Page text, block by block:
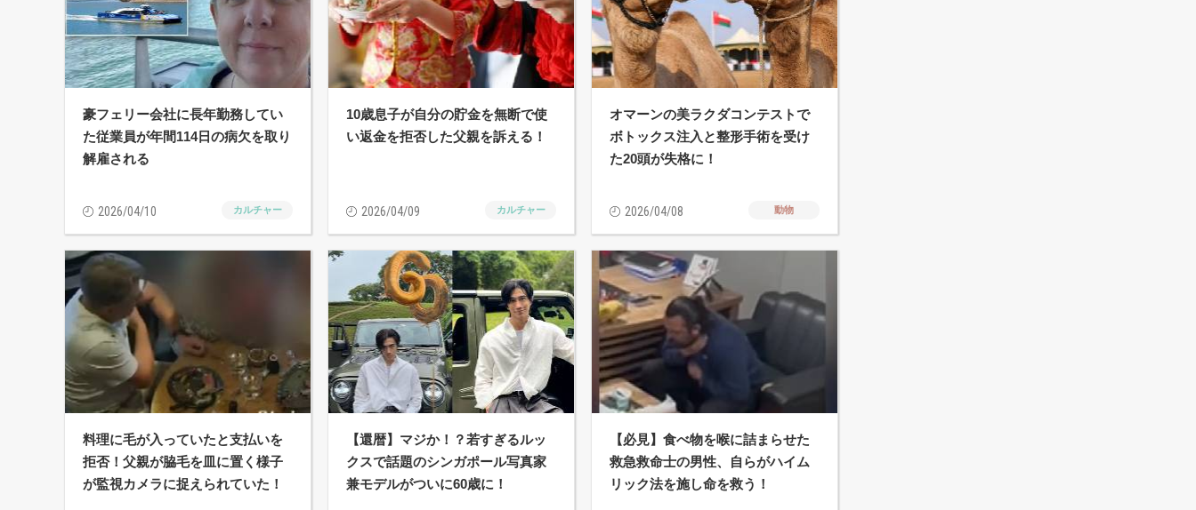
豪フェリー会社に長年勤務してい
た従業員が年間114日の病欠を取り
解雇される
2026/04/10 カルチャー
10歳息子が自分の貯金を無断で使
い返金を拒否した父親を訴える！
2026/04/09 カルチャー
オマーンの美ラクダコンテストで
ボトックス注入と整形手術を受け
た20頭が失格に！
2026/04/08 動物
料理に毛が入っていたと支払いを
拒否！父親が脇毛を皿に置く様子
が監視カメラに捉えられていた！
【還暦】マジか！？若すぎるルッ
クスで話題のシンガポール写真家
兼モデルがついに60歳に！
【必見】食べ物を喉に詰まらせた
救急救命士の男性、自らがハイム
リック法を施し命を救う！